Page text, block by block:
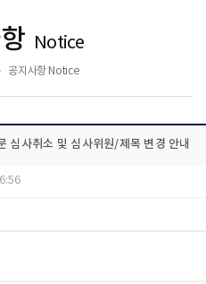
Notice
공지사항 Notice
심사취소 및 심사위원/제목 변경 안내